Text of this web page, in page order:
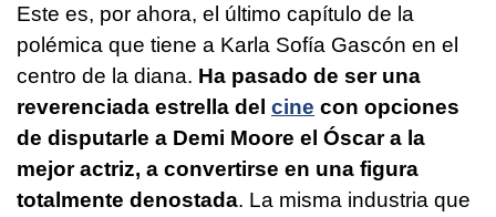
Este es, por ahora, el último capítulo de la
polémica que tiene a Karla Sofía Gascón en el
centro de la diana. Ha pasado de ser una
reverenciada estrella del cine con opciones
de disputarle a Demi Moore el Óscar a la
mejor actriz, a convertirse en una figura
totalmente denostada. La misma industria que